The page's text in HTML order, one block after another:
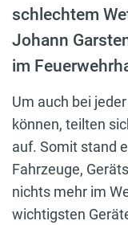
schlechtem
Johann
im
Um auch bei
können, teilten
auf. Somit stand
Fahrzeuge,
nichts mehr im
wichtigsten